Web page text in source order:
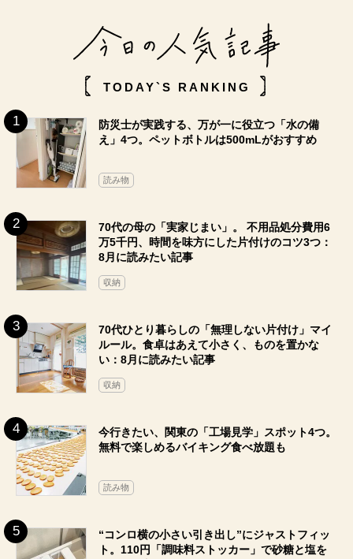
TODAY`S RANKING
防災士が実践する、万が一に役立つ「水の備
え」4つ。ペットボトルは500mLがおすすめ
読み物
70代の母の「実家じまい」。 不用品処分費用6
万5千円、時間を味方にした片付けのコツ3つ：
8月に読みたい記事
収納
70代ひとり暮らしの「無理しない片付け」マイ
ルール。食卓はあえて小さく、ものを置かな
い：8月に読みたい記事
収納
今行きたい、関東の「工場見学」スポット4つ。
無料で楽しめるバイキング食べ放題も
読み物
“コンロ横の小さい引き出し”にジャストフィッ
ト。110円「調味料ストッカー」で砂糖と塩を